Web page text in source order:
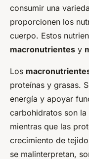
consumir una
proporcionen los
cuerpo. Estos
macronutrientes y
Los
proteínas y grasas.
energía y apoyar
carbohidratos son
mientras que las
crecimiento de
se malinterpretan,